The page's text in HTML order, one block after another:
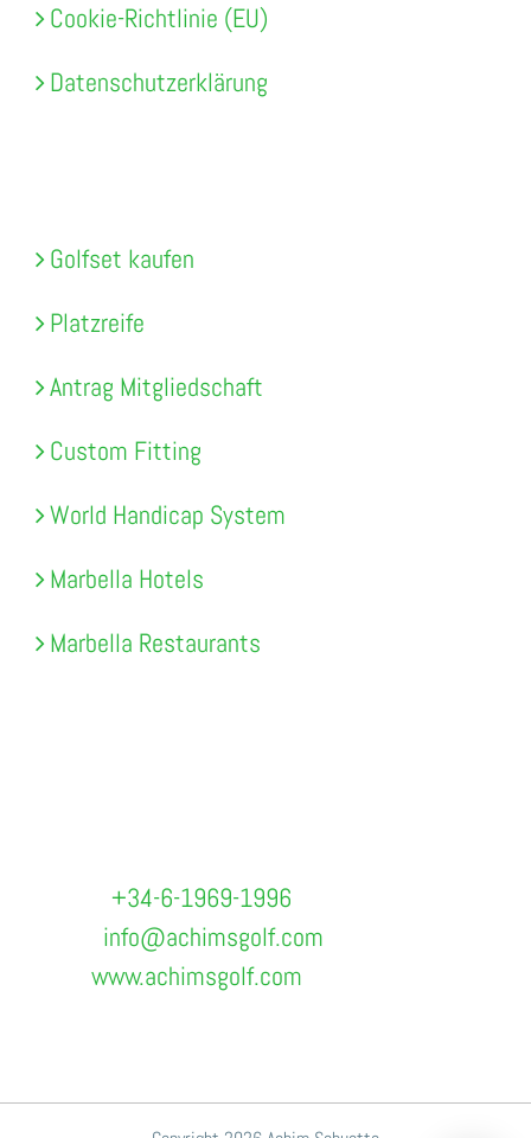
Cookie-Richtlinie (EU)
Datenschutzerklärung
Golfset kaufen
Platzreife
Antrag Mitgliedschaft
Custom Fitting
World Handicap System
Marbella Hotels
Marbella Restaurants
+34-6-1969-1996
info@achimsgolf.com
www.achimsgolf.com